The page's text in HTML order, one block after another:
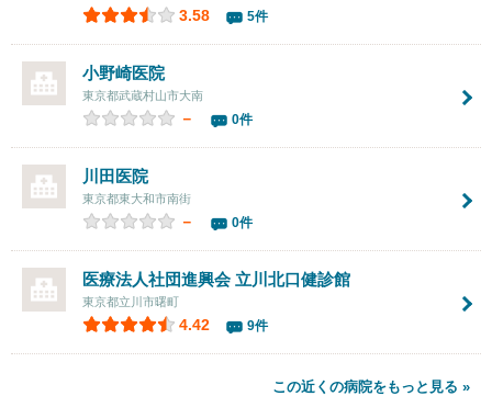
3.58 5件
小野崎医院
東京都武蔵村山市大南
－ 0件
川田医院
東京都東大和市南街
－ 0件
医療法人社団進興会 立川北口健診館
東京都立川市曙町
4.42 9件
この近くの病院をもっと見る »